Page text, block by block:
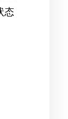
态